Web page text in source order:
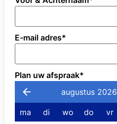
E-mail adres*
Plan uw afspraak*
augustus 2026
ma di wo do vr